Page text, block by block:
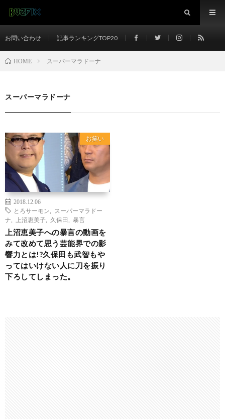
お問い合わせ 記事ランキングTOP20
HOME スーパーマラドーナ
スーパーマラドーナ
お笑い
2018.12.06
とろサーモン
スーパーマラドー
ナ
上沼恵美子 久保田 暴言
上沼恵美子への暴言の動画を
みて改めて思う芸能界での影
響力とは!?久保田も武智もや
ってはいけない人に刀を振り
下ろしてしまった。